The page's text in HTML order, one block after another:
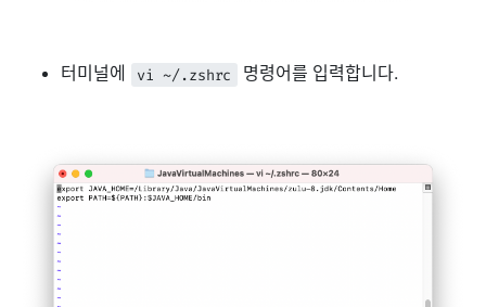
터미널에 vi ~/.zshrc 명령어를 입력합니다.